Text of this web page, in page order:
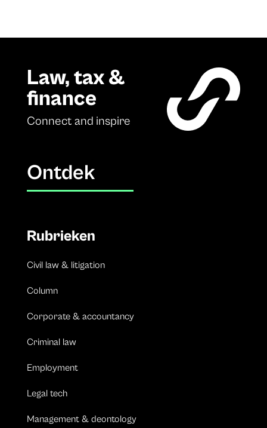
Law, tax &
finance
Connect and inspire
Ontdek
Rubrieken
Civil law & litigation
Column
Corporate & accountancy
Criminal law
Employment
Legal tech
Management & deontology